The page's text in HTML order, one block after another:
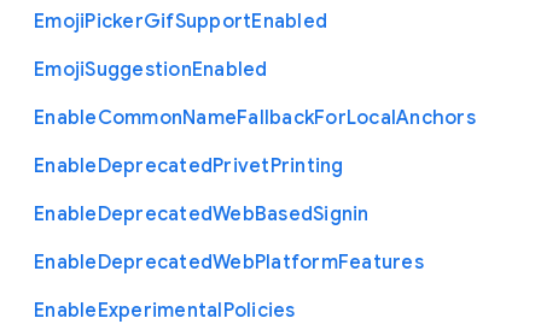
EmojiPickerGifSupportEnabled
EmojiSuggestionEnabled
EnableCommonNameFallbackForLocalAnchors
EnableDeprecatedPrivetPrinting
EnableDeprecatedWebBasedSignin
EnableDeprecatedWebPlatformFeatures
EnableExperimentalPolicies